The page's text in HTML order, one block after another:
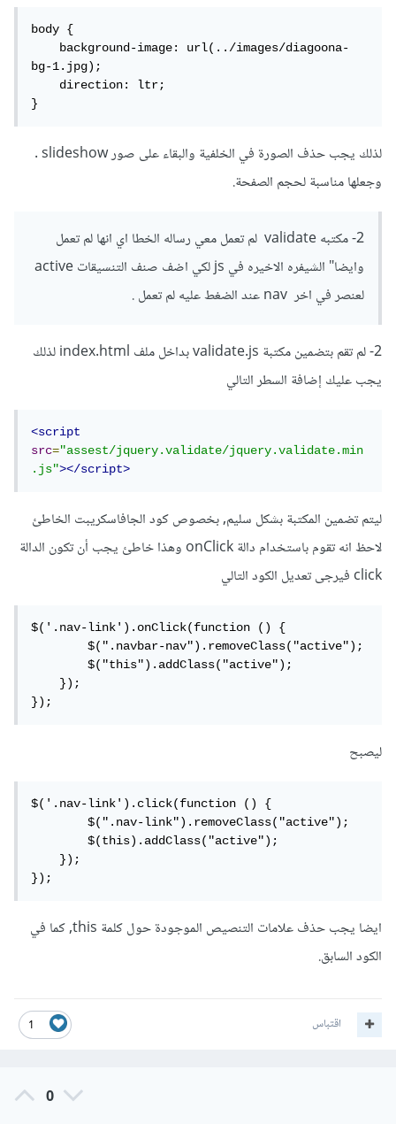
body {
    background-image: url(../images/diagoona-
bg-1.jpg);
    direction: ltr;
}
لذلك يجب حذف الصورة في الخلفية والبقاء على صور slideshow .
وجعلها مناسبة لحجم الصفحة.
2- مكتبه validate لم تعمل معي رساله الخطا اي انها لم تعمل
وايضا" الشيفره الاخيره في js لكي اضف صنف التنسيقات active
لعنصر في اخر nav عند الضغط عليه لم تعمل .
2- لم تقم بتضمين مكتبة validate.js بداخل ملف index.html لذلك
يجب عليك إضافة السطر التالي
<script
src="assest/jquery.validate/jquery.validate.min
.js"></script>
ليتم تضمين المكتبة بشكل سليم, بخصوص كود الجافاسكريبت الخاطئ
لاحظ انه تقوم باستخدام دالة onClick وهذا خاطئ يجب أن تكون الدالة
click فيرجى تعديل الكود التالي
$('.nav-link').onClick(function () {
        $(".navbar-nav").removeClass("active");
        $("this").addClass("active");
    });
});
ليصبح
$('.nav-link').click(function () {
        $(".nav-link").removeClass("active");
        $(this).addClass("active");
    });
});
ايضا يجب حذف علامات التنصيص الموجودة حول كلمة this, كما في
الكود السابق.
1 اقتباس
0